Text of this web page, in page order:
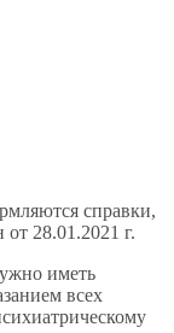
справки,
28.01.2021 г.
иметь
всех